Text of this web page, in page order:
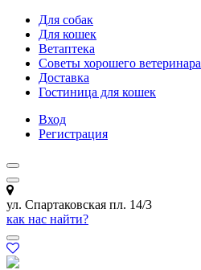
Для собак
Для кошек
Ветаптека
Советы хорошего ветеринара
Доставка
Гостиница для кошек
Вход
Регистрация
ул. Спартаковская пл. 14/3
как нас найти?